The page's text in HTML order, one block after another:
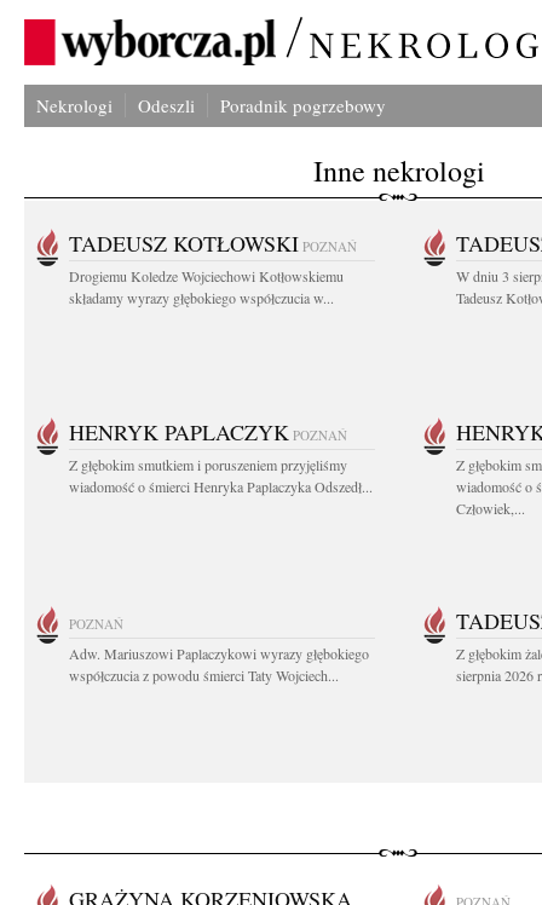
Nekrologi Odeszli Poradnik pogrzebowy
Inne nekrologi
TADEUSZ KOTŁOWSKI POZNAŃ
Drogiemu Koledze Wojciechowi Kotłowskiemu
składamy wyrazy głębokiego współczucia w...
W dniu 3
Tadeusz
HENRYK PAPLACZYK POZNAŃ
Z głębokim smutkiem i poruszeniem przyjęliśmy
wiadomość o śmierci Henryka Paplaczyka Odszedł...
Z głębokim
wiadomość o
Człowiek,...
POZNAŃ
Adw. Mariuszowi Paplaczykowi wyrazy głębokiego
współczucia z powodu śmierci Taty Wojciech...
Z głębokim
sierpnia 2026
GRAŻYNA KORZENIOWSKA